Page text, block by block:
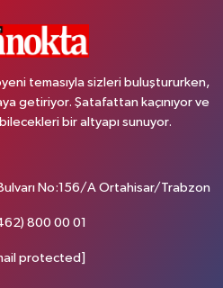
temasıyla sizleri buluştururken,
getiriyor. Şatafattan kaçınıyor ve
bir altyapı sunuyor.
No:156/A Ortahisar/Trabzon
800 00 01
protected]